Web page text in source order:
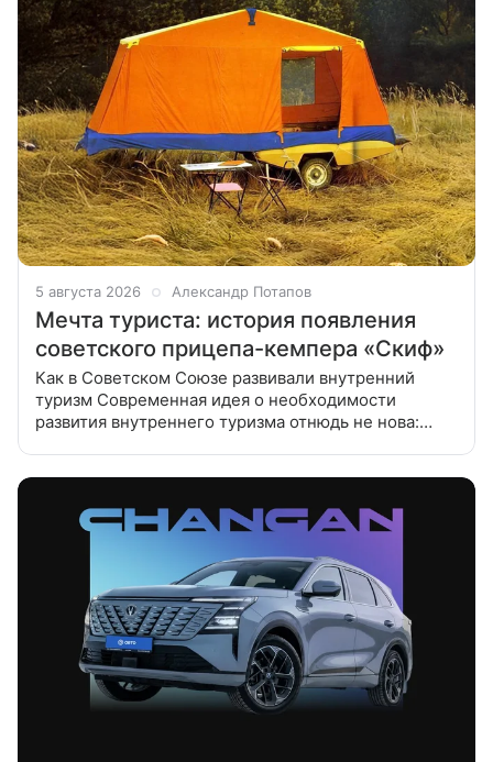
5 августа 2026 Александр Потапов
Мечта туриста: история появления
советского прицепа-кемпера «Скиф»
Как в Советском Союзе развивали внутренний
туризм Современная идея о необходимости
развития внутреннего туризма отнюдь не нова: